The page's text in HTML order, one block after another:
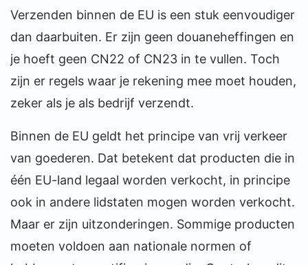
Verzenden binnen de EU is een stuk eenvoudiger
dan daarbuiten. Er zijn geen douaneheffingen en
je hoeft geen CN22 of CN23 in te vullen. Toch
zijn er regels waar je rekening mee moet houden,
zeker als je als bedrijf verzendt.
Binnen de EU geldt het principe van vrij verkeer
van goederen. Dat betekent dat producten die in
één EU-land legaal worden verkocht, in principe
ook in andere lidstaten mogen worden verkocht.
Maar er zijn uitzonderingen. Sommige producten
moeten voldoen aan nationale normen of